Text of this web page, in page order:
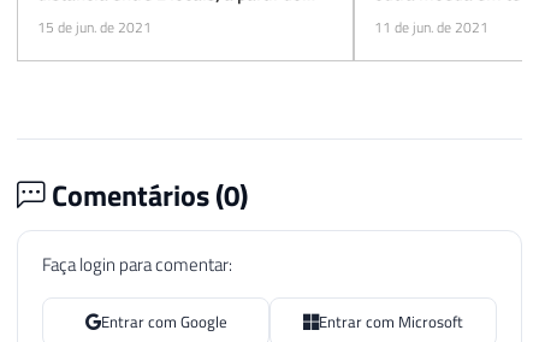
CEP (sem API)
15 de jun. de 2021 SQLCLR
11 de jun. de 2021
Comentários (0)
Faça login para comentar:
Entrar com Google Entrar com Microsoft